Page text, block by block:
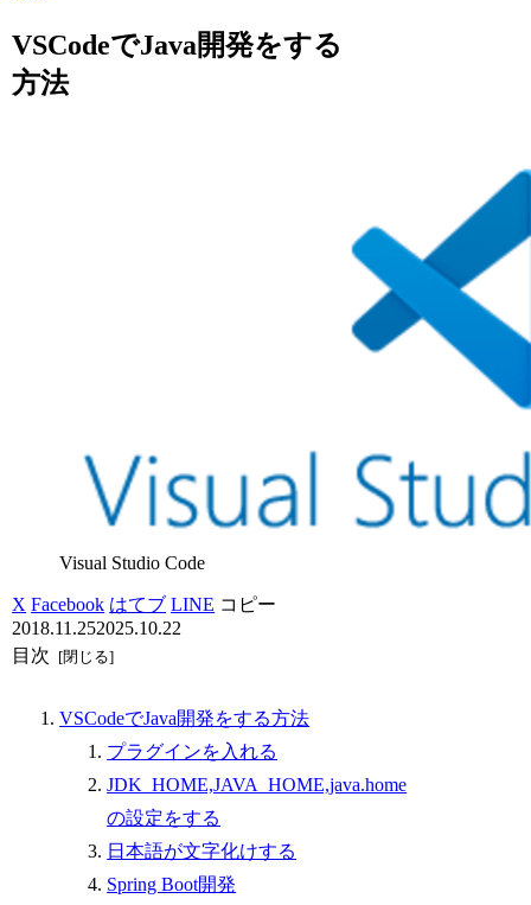
VSCodeでJava開発をする
方法
Visual Studio Code
X Facebook はてブ LINE コピー
2018.11.252025.10.22
目次
VSCodeでJava開発をする方法
プラグインを入れる
JDK_HOME,JAVA_HOME,java.home
の設定をする
日本語が文字化けする
Spring Boot開発